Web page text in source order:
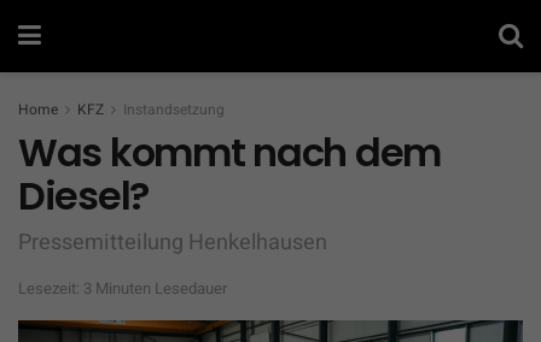
Home KFZ Instandsetzung
Was kommt nach dem
Diesel?
Pressemitteilung Henkelhausen
Lesezeit: 3 Minuten Lesedauer